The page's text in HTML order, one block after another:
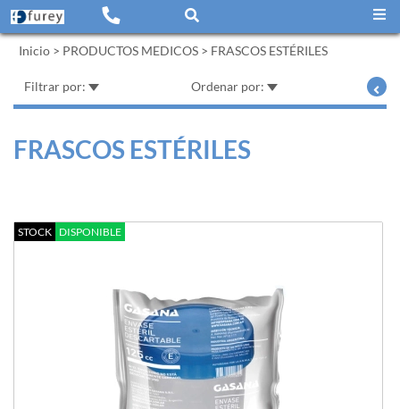
Inicio > PRODUCTOS MEDICOS > FRASCOS ESTÉRILES
Filtrar por: Ordenar por:
FRASCOS ESTÉRILES
STOCK DISPONIBLE